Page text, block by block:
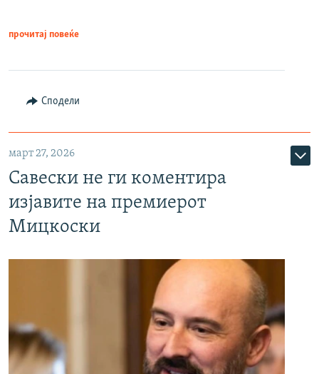
прочитај повеќе
Сподели
март 27, 2026
Савески не ги коментира
изјавите на премиерот
Мицкоски